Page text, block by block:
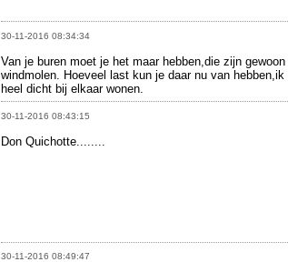
30-11-2016 08:34:34
Van je buren moet je het maar hebben,die zijn
windmolen. Hoeveel last kun je daar nu van
heel dicht bij elkaar wonen.
30-11-2016 08:43:15
Don Quichotte........
30-11-2016 08:49:47